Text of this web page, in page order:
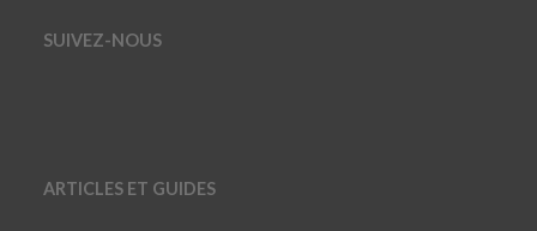
SUIVEZ-NOUS
ARTICLES ET GUIDES